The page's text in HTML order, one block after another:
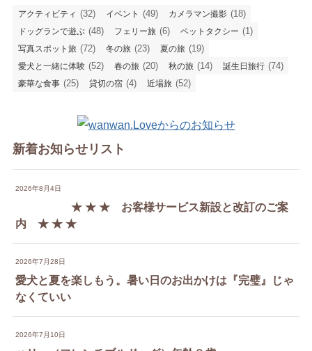
アクティビティ (32) イベント (49) カメラマン撮影 (18)
ドッグランで遊ぶ (48) フェリー旅 (6) ペットタクシー (1)
写真スポット旅 (72) 冬の旅 (23) 夏の旅 (19)
愛犬と一緒に体験 (52) 春の旅 (20) 秋の旅 (14) 誕生日旅行 (74)
豪華な食事 (25) 貸切の宿 (4) 近場旅 (52)
新着お知らせリスト
2026年8月4日
★ ★ ★ お客様サービス新設と改訂のご案
内 ★ ★ ★
2026年7月28日
愛犬と夏を楽しもう。暑い日のお出かけは『完璧』じゃ
なくていい
2026年7月10日